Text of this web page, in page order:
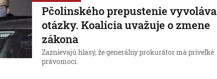
Pčolinského prepustenie vyvoláva
otázky. Koalícia uvažuje o zmene
zákona
Zaznievajú hlasy, že generálny prokurátor má priveľké
právomoci.